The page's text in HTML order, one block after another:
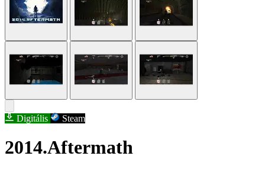
Digitális Steam
2014.Aftermath